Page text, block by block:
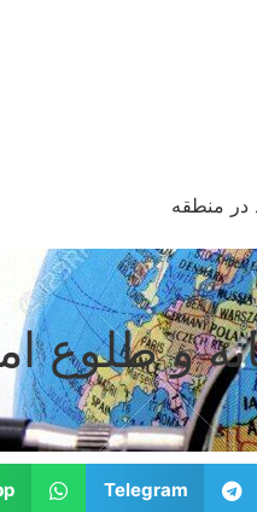
در منطقه
و طلوع
Telegram